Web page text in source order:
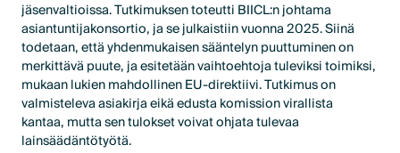
jäsenvaltioissa. Tutkimuksen toteutti BIICL:n johtama
asiantuntijakonsortio, ja se julkaistiin vuonna 2025. Siinä
todetaan, että yhdenmukaisen sääntelyn puuttuminen on
merkittävä puute, ja esitetään vaihtoehtoja tuleviksi toimiksi,
mukaan lukien mahdollinen EU-direktiivi. Tutkimus on
valmisteleva asiakirja eikä edusta komission virallista
kantaa, mutta sen tulokset voivat ohjata tulevaa
lainsäädäntötyötä.